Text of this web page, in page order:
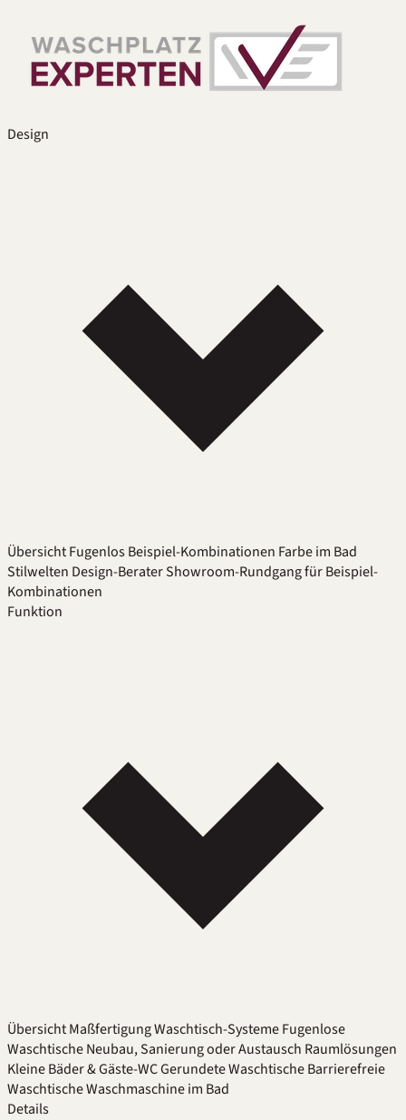
Design
ÜbersichtFugenlosBeispiel-Kombinationen Farbe im Bad
Stilwelten Design-BeraterShowroom-Rundgang für Beispiel-
Kombinationen
Funktion
ÜbersichtMaßfertigungWaschtisch-SystemeFugenlose
WaschtischeNeubau, Sanierung oder Austausch Raumlösungen
Kleine Bäder & Gäste-WCGerundete WaschtischeBarrierefreie
WaschtischeWaschmaschine im Bad
Details